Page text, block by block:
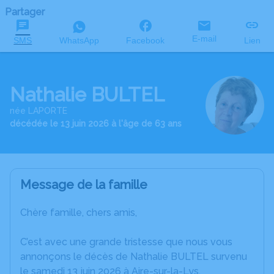
Partager
SMS WhatsApp Facebook E-mail Lien
Nathalie BULTEL
née LAPORTE
décédée le 13 juin 2026 à l'âge de 63 ans
Message de la famille
Chère famille, chers amis,
C’est avec une grande tristesse que nous vous
annonçons le décès de Nathalie BULTEL survenu
le samedi 13 juin 2026 à Aire-sur-la-Lys.